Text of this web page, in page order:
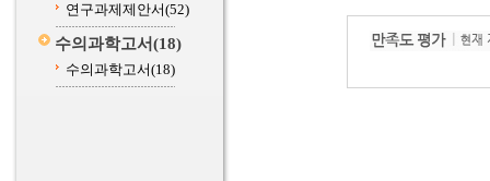
연구과제제안서(52)
수의과학고서(18)
수의과학고서(18)